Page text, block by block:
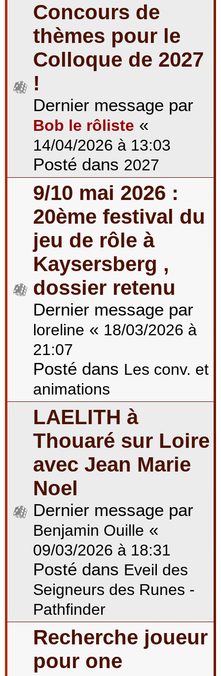
Concours de
thèmes pour le
Colloque de 2027
!
Dernier message par
Bob le rôliste «
14/04/2026 à 13:03
Posté dans 2027
9/10 mai 2026 :
20ème festival du
jeu de rôle à
Kaysersberg ,
dossier retenu
Dernier message par
loreline « 18/03/2026 à
21:07
Posté dans Les conv. et
animations
LAELITH à
Thouaré sur Loire
avec Jean Marie
Noel
Dernier message par
Benjamin Ouille «
09/03/2026 à 18:31
Posté dans Eveil des
Seigneurs des Runes -
Pathfinder
Recherche joueur
pour one